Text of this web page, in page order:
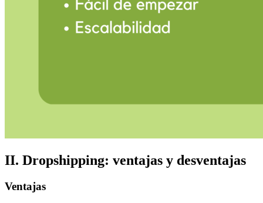
II. Dropshipping: ventajas y desventajas
Ventajas